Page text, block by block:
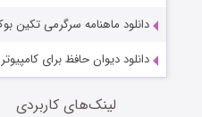
دانلود ماهنامه سرگرمی تکین
دانلود دیوان حافظ برای
لینک‌های کاربردی